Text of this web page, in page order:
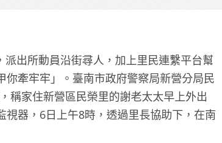
出所動員沿街尋人，加上里民連繫平台幫
牽牢牢」。臺南市政府警察局新營分局民
稱家住新營區民榮里的謝老太太早上外出
器，6日上午8時，透過里長協助下，在南